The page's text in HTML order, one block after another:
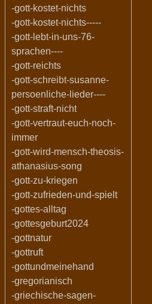
-gott-kostet-nichts
-gott-kostet-nichts-----
-gott-lebt-in-uns-76-
sprachen----
-gott-reichts
-gott-schreibt-susanne-
persoenliche-lieder----
-gott-straft-nicht
-gott-vertraut-euch-noch-
immer
-gott-wird-mensch-theosis-
athanasius-song
-gott-zu-kriegen
-gott-zufrieden-und-spielt
-gottes-alltag
-gottesgeburt2024
-gottnatur
-gottruft
-gottundmeinehand
-gregorianisch
-griechische-sagen-